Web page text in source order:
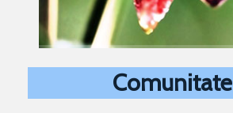
Comunitate